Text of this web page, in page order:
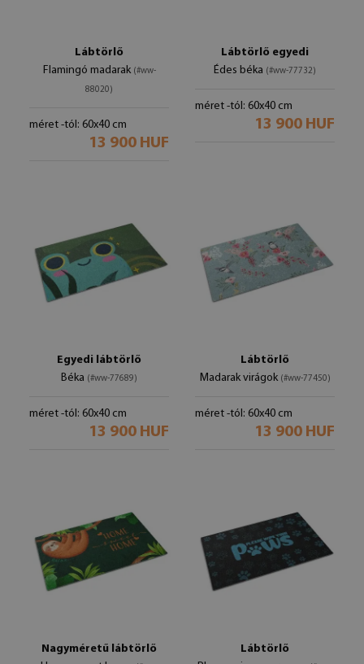
Lábtörlő
Flamingó madarak (#ww-
88020)
méret -tól: 60x40 cm
13 900 HUF
Lábtörlő egyedi
Édes béka (#ww-77732)
méret -tól: 60x40 cm
13 900 HUF
Egyedi lábtörlő
Béka (#ww-77689)
méret -tól: 60x40 cm
13 900 HUF
Lábtörlő
Madarak virágok (#ww-77450)
méret -tól: 60x40 cm
13 900 HUF
Nagyméretű lábtörlő
Lábtörlő